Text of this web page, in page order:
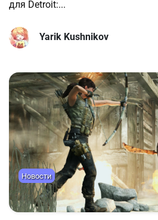
для Detroit:...
Yarik Kushnikov
Новости